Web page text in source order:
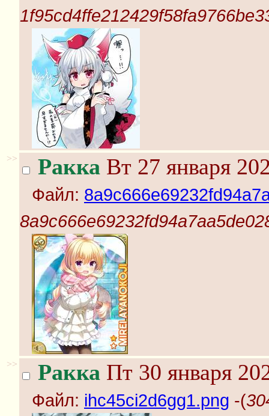
>> Ракка Вт 27 января
Файл:
>> Ракка Пт 30 января
Файл: ihc45ci2d6gg1.png -(